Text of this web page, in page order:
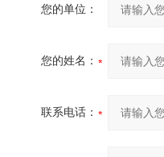
您的单位：
您的姓名：
联系电话：